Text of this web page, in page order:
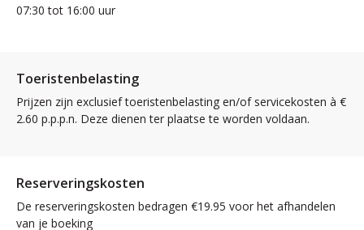
07:30 tot 16:00 uur
Toeristenbelasting
Prijzen zijn exclusief toeristenbelasting en/of servicekosten à €
2.60 p.p.p.n. Deze dienen ter plaatse te worden voldaan.
Reserveringskosten
De reserveringskosten bedragen €19.95 voor het afhandelen
van je boeking